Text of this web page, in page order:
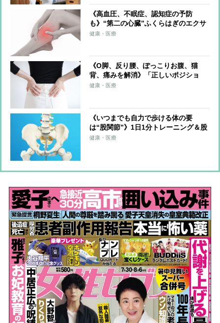
《高血圧、不眠症、認知症の予防
も》“第二の心臓”ふくらはぎのエクサ
サイズを医師が伝授！血流改善、筋肉
健康・医療
《O脚、反り腰、ぽっこりお腹、猫
背、痛みを解消》「正しいポジショ
ン」を意識するだけゆがみをゼロにす
健康・医療
《いつまでも自力で歩ける体の要
は“股関節”》1日1分トレーニング＆股
関節のズレを防ぐ習慣を医師らが解説
健康・医療